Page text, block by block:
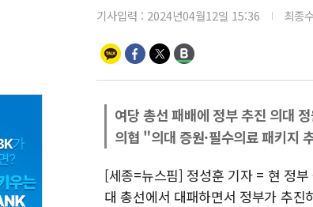
기사입력 : 2024년04월12일 15:36 최종
여당 총선 패배에 정부 추진 의대
의협 "의대 증원·필수의료 패키지
[세종=뉴스핌] 정성훈 기자 = 현 정
대 총선에서 대패하면서 정부가 추